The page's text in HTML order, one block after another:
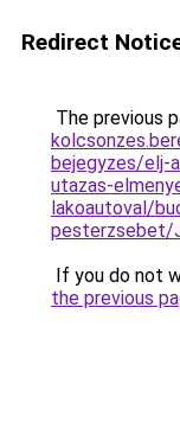
Redirect
The previous
bejegyzes/elj-
utazas-
lakoautoval/
pesterzsebet/
If you do not
the previous